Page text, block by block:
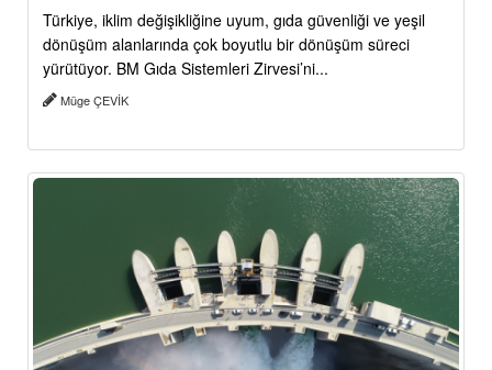
Türkiye, iklim değişikliğine uyum, gıda güvenliği ve yeşil
dönüşüm alanlarında çok boyutlu bir dönüşüm süreci
yürütüyor. BM Gıda Sistemleri Zirvesi’ni...
Müge ÇEVİK